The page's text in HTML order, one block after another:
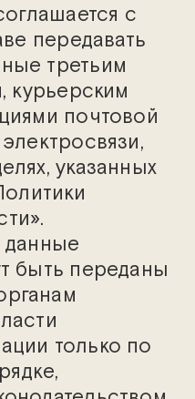
с
передавать
третьим
курьерским
почтовой
указанных
быть переданы
только по